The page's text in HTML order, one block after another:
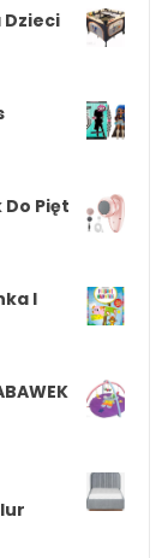
Dzieci
Pięt
I